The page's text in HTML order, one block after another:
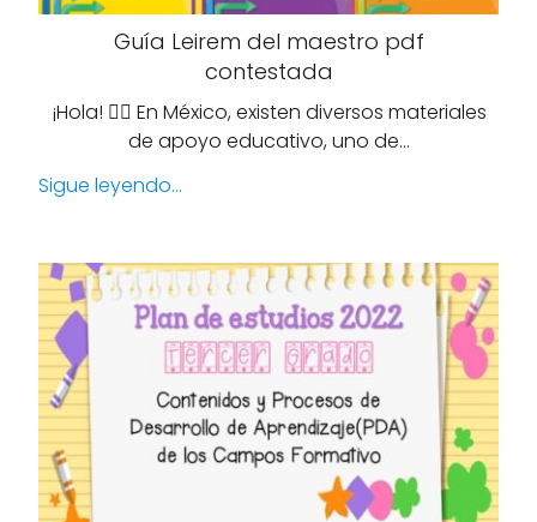
Guía Leirem del maestro pdf
contestada
¡Hola! 🙋‍♀️ En México, existen diversos materiales
de apoyo educativo, uno de…
Sigue leyendo...